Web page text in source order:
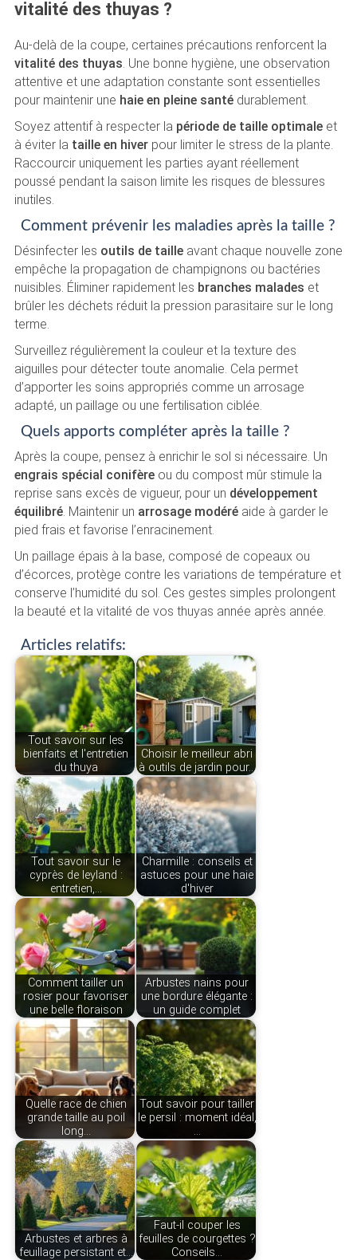
vitalité des thuyas ?
Au-delà de la coupe, certaines précautions renforcent la
vitalité des thuyas . Une bonne hygiène, une observation
attentive et une adaptation constante sont essentielles
pour maintenir une haie en pleine santédurablement.
Soyez attentif à respecter la période de taille optimaleet
à éviter la taille en hiverpour limiter le stress de la plante.
Raccourcir uniquement les parties ayant réellement
poussé pendant la saison limite les risques de blessures
inutiles.
Comment prévenir les maladies après la taille ?
Désinfecter les outils de tailleavant chaque nouvelle zone
empêche la propagation de champignons ou bactéries
nuisibles. Éliminer rapidement les branches malades et
brûler les déchets réduit la pression parasitaire sur le long
terme.
Surveillez régulièrement la couleur et la texture des
aiguilles pour détecter toute anomalie. Cela permet
d’apporter les soins appropriés comme un arrosage
adapté, un paillage ou une fertilisation ciblée.
Quels apports compléter après la taille ?
Après la coupe, pensez à enrichir le sol si nécessaire. Un
engrais spécial conifèreou du compost mûr stimule la
reprise sans excès de vigueur, pour un développement
équilibré. Maintenir un arrosage modéréaide à garder le
pied frais et favorise l’enracinement.
Un paillage épais à la base, composé de copeaux ou
d’écorces, protège contre les variations de température et
conserve l’humidité du sol. Ces gestes simples prolongent
la beauté et la vitalité de vos thuyas année après année.
Articles relatifs:
Tout savoir sur les
bienfaits et l'entretien
du thuya
Choisir le meilleur abri
à outils de jardin pour…
Tout savoir sur le
cyprès de leyland :
entretien,…
Charmille : conseils et
astuces pour une haie
d'hiver
Comment tailler un
rosier pour favoriser
une belle floraison
Arbustes nains pour
une bordure élégante :
un guide complet
Quelle race de chien
grande taille au poil
long…
Tout savoir pour tailler
le persil : moment idéal,
…
Arbustes et arbres à
feuillage persistant et…
Faut-il couper les
feuilles de courgettes ?
Conseils…